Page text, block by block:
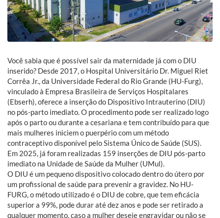
Você sabia que é possível sair da maternidade já com o DIU
inserido? Desde 2017, o Hospital Universitário Dr. Miguel Riet
Corrêa Jr., da Universidade Federal do Rio Grande (HU-Furg),
vinculado à Empresa Brasileira de Serviços Hospitalares
(Ebserh), oferece a inserção do Dispositivo Intrauterino (DIU)
no pós-parto imediato. O procedimento pode ser realizado logo
após o parto ou durante a cesariana e tem contribuído para que
mais mulheres iniciem o puerpério com um método
contraceptivo disponível pelo Sistema Único de Saúde (SUS).
Em 2025, já foram realizadas 159 inserções de DIU pós-parto
imediato na Unidade de Saúde da Mulher (UMul).
O DIU é um pequeno dispositivo colocado dentro do útero por
um profissional de saúde para prevenir a gravidez. No HU-
FURG, o método utilizado é o DIU de cobre, que tem eficácia
superior a 99%, pode durar até dez anos e pode ser retirado a
qualquer momento, caso a mulher deseje engravidar ou não se